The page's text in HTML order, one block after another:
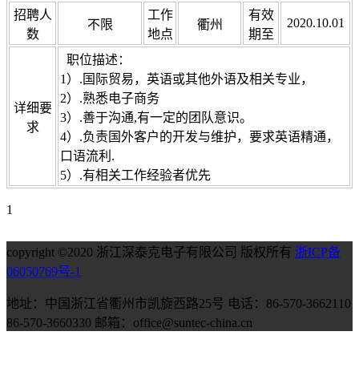
招聘人
数
不限
工作
地点
衢州
有效
期至
2020.10.01
详细要
求
职位描述：
1）.国际贸易，英语或其他外语及相关专业，
2）.熟悉电子商务
3）.善于沟通,有一定的团队意识。
4）.负责国外客户的开发与维护，要求英语精通，
口语流利.
5）.有相关工作经验者优先
1
copyright ©2020 浙江深泰克电子有限公司 版权所有 浙ICP备
06050769号-1
地址：中国浙江省衢州市凯旋西路25号 电话：86-570-3662110
86-570-3660330 邮箱：office@suntec-china.cn